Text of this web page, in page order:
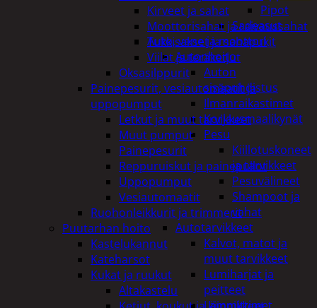
Pipot
Sadeasut
Auto, vene ja moottori
Autonhoito
Auton
sisäpuhdistus
Ilmanraikastimet
Korjausmaalikynät
Pesu
Kiillotuskoneet
ja tarvikkeet
Pesuvälineet
Shampoot ja
vahat
Autotarvikkeet
Kalvot, matot ja
muut tarvikkeet
Lumiharjat ja
peitteet
Kirveet ja sahat
Moottorisahat ja raivaussahat
Tukkisakset ja sahapukit
Viilat ja teräketjut
Oksasilppurit
Painepesurit, vesiautomaatit ja
uppopumput
Letkut ja muut tarvikkeet
Muut pumput
Painepesurit
Reppuruiskut ja painepullot
Uppopumput
Vesiautomaatit
Ruohonleikkurit ja trimmerit
Puutarhan hoito
Kastelukannut
Kateharsot
Kukat ja ruukut
Altakastelu